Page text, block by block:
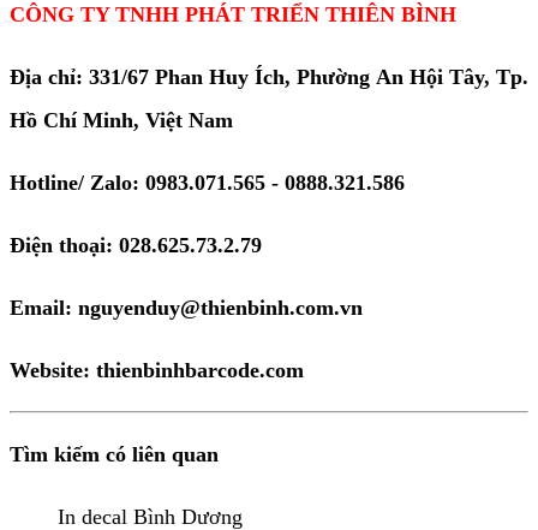
CÔNG TY TNHH PHÁT TRIỂN THIÊN BÌNH
Địa chỉ: 331/67 Phan Huy Ích, Phường An Hội Tây, Tp.
Hồ Chí Minh, Việt Nam
Hotline/ Zalo: 0983.071.565 - 0888.321.586
Điện thoại: 028.625.73.2.79
Email: nguyenduy@thienbinh.com.vn
Website: thienbinhbarcode.com
Tìm kiếm có liên quan
In decal Bình Dương